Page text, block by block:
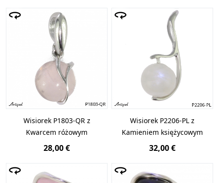
Wisiorek P1803-QR z
Kwarcem różowym
28,00 €
Wisiorek P2206-PL z
Kamieniem księżycowym
32,00 €